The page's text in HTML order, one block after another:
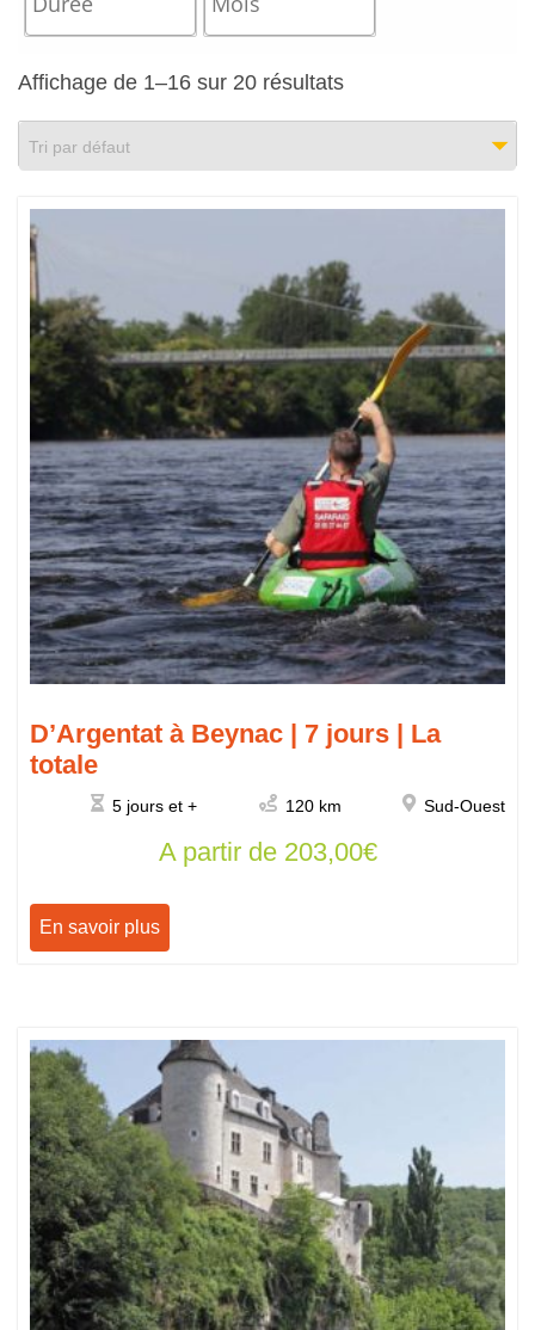
Affichage de 1–16 sur 20 résultats
Tri par défaut
D’Argentat à Beynac | 7 jours | La
totale
5 jours et + 120 km Sud-Ouest
A partir de 203,00€
En savoir plus